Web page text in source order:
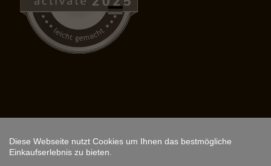
Copyright © 2026, ARS FANTASIO.
Diese Webseite nutzt Cookies um Ihnen das bestmögliche
Einkaufserlebnis zu bieten.